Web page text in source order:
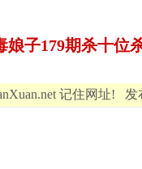
娘子179期杀十位
记住网址! 发